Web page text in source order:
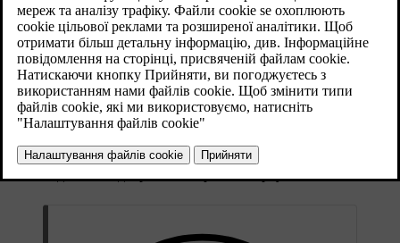
Оновлено 28.10.2024
Датчики паркування використовують звукові хвилі для
виявлення перешкод поблизу автомобіля. Датчики працюють,
посилаючи ультразвукові імпульси, що можуть відбиватися,
повертаючись назад до датчика, коли вони стикаються з
об'єктом або бар'єром. Це дозволяє автомобілю визначити
відстань до перешкод у напрямку виявлення.
Інформація, що надходить від цих датчиків, доступна лише на
низьких швидкостях. Вони надають інформацію про відстань,